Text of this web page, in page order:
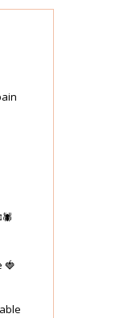
🍓